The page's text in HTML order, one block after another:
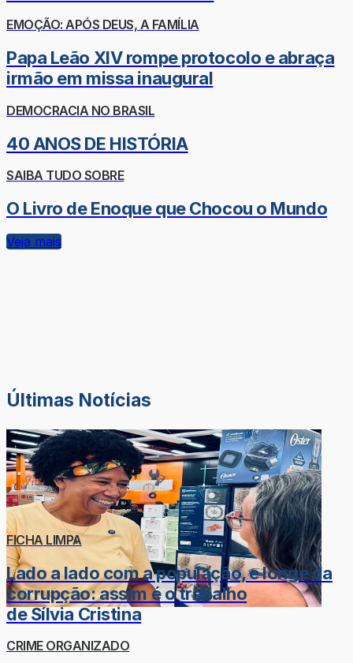
EMOÇÃO: APÓS DEUS, A FAMÍLIA
Papa Leão XIV rompe protocolo e abraça
irmão em missa inaugural
DEMOCRACIA NO BRASIL
40 ANOS DE HISTÓRIA
SAIBA TUDO SOBRE
O Livro de Enoque que Chocou o Mundo
Veja mais
Últimas Notícias
FICHA LIMPA
Lado a lado com a população, e longe da
corrupção: assim é o trabalho
de Sílvia Cristina
CRIME ORGANIZADO